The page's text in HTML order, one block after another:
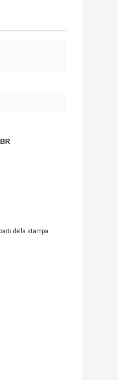
della stampa